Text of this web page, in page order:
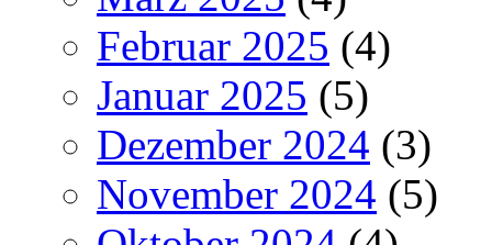
Februar 2025 (4)
Januar 2025 (5)
Dezember 2024 (3)
November 2024 (5)